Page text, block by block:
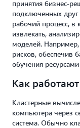
принятия бизнес-
подключенных друг
рабочий процесс, в
извлекать,
моделей.
рисков, обеспечив
обучения
Как
Кластерные
компьютера через
система. Обычно